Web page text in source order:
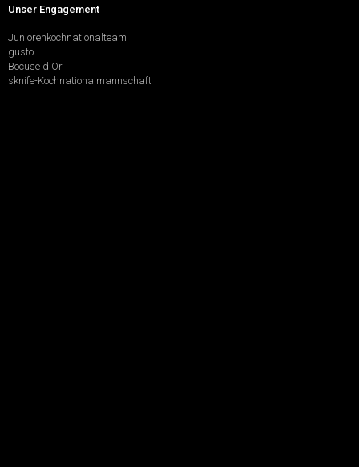
Unser Engagement
Juniorenkochnationalteam
gusto
Bocuse d'Or
sknife-Kochnationalmannschaft